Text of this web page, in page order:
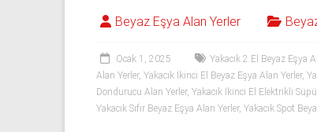
53
50
İkinci
el
Beyaz Eşya Alan Yerler
Ocak 1, 2025 Yakacık 2.El Beyaz Eşya
Alan Yerler, Yakacık İkinci El Beyaz Eşya Alan Yerler,
Dondurucu Alan Yerler, Yakacık İkinci El Elektrikli
Yakacık Sıfır Beyaz Eşya Alan Yerler, Yakacık Spot